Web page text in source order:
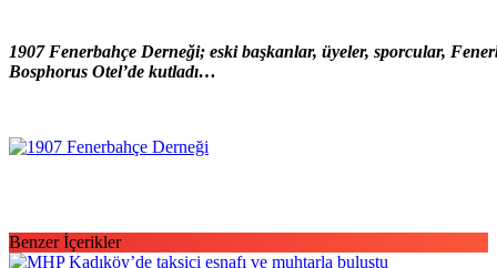
1907 Fenerbahçe Derneği; eski başkanlar, üyeler, sporcular,
Bosphorus Otel’de kutladı…
Benzer İçerikler